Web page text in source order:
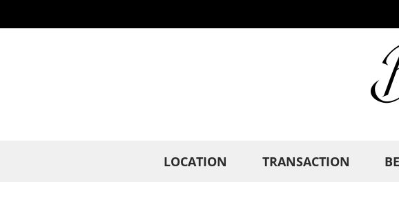
LOCATION TRANSACTION